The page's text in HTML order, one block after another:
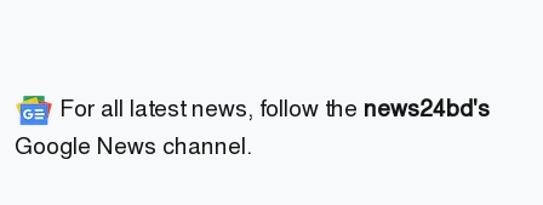
For all latest news, follow the news24bd's
Google News channel.